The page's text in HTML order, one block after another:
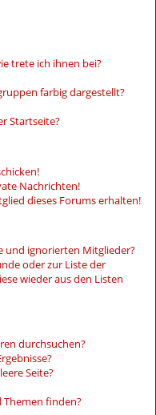
trete ich ihnen bei?
farbig dargestellt?
Startseite?
Nachrichten!
dieses Forums erhalten!
und ignorierten Mitglieder?
oder zur Liste der
wieder aus den Listen
durchsuchen?
Seite?
Themen finden?